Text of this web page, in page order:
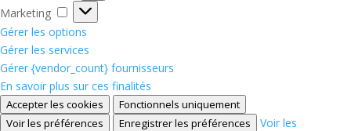
Marketing
Marketing
Gérer les options
Gérer les services
Gérer {vendor_count} fournisseurs
En savoir plus sur ces finalités
Accepter les cookies
Fonctionnels uniquement
Voir les préférences
Enregistrer les préférences
Voir les